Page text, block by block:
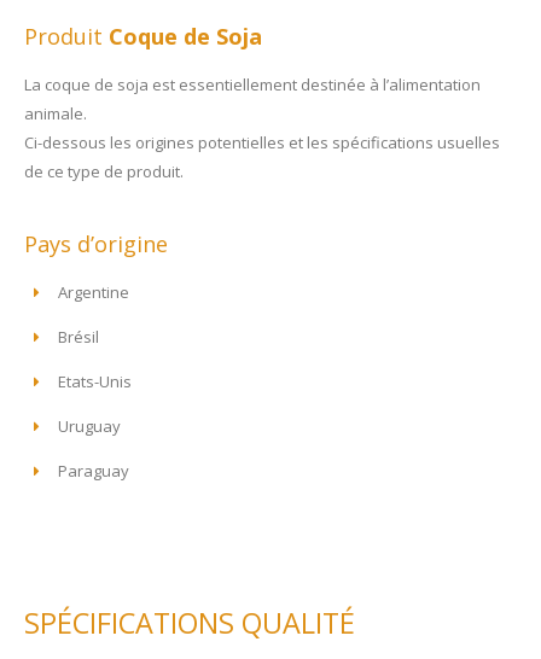
Produit Coque de Soja
La coque de soja est essentiellement destinée à l’alimentation
animale.
Ci-dessous les origines potentielles et les spécifications usuelles
de ce type de produit.
Pays d’origine
Argentine
Brésil
Etats-Unis
Uruguay
Paraguay
SPÉCIFICATIONS QUALITÉ